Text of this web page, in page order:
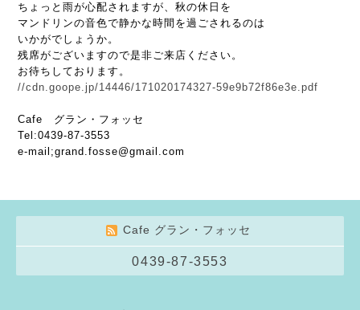
ちょっと雨が心配されますが、秋の休日を
マンドリンの音色で静かな時間を過ごされるのは
いかがでしょうか。
残席がございますので是非ご来店ください。
お待ちしております。
//cdn.goope.jp/14446/171020174327-59e9b72f86e3e.pdf
Cafe グラン・フォッセ
Tel:0439-87-3553
e-mail;grand.fosse@gmail.com
Cafe グラン・フォッセ
0439-87-3553